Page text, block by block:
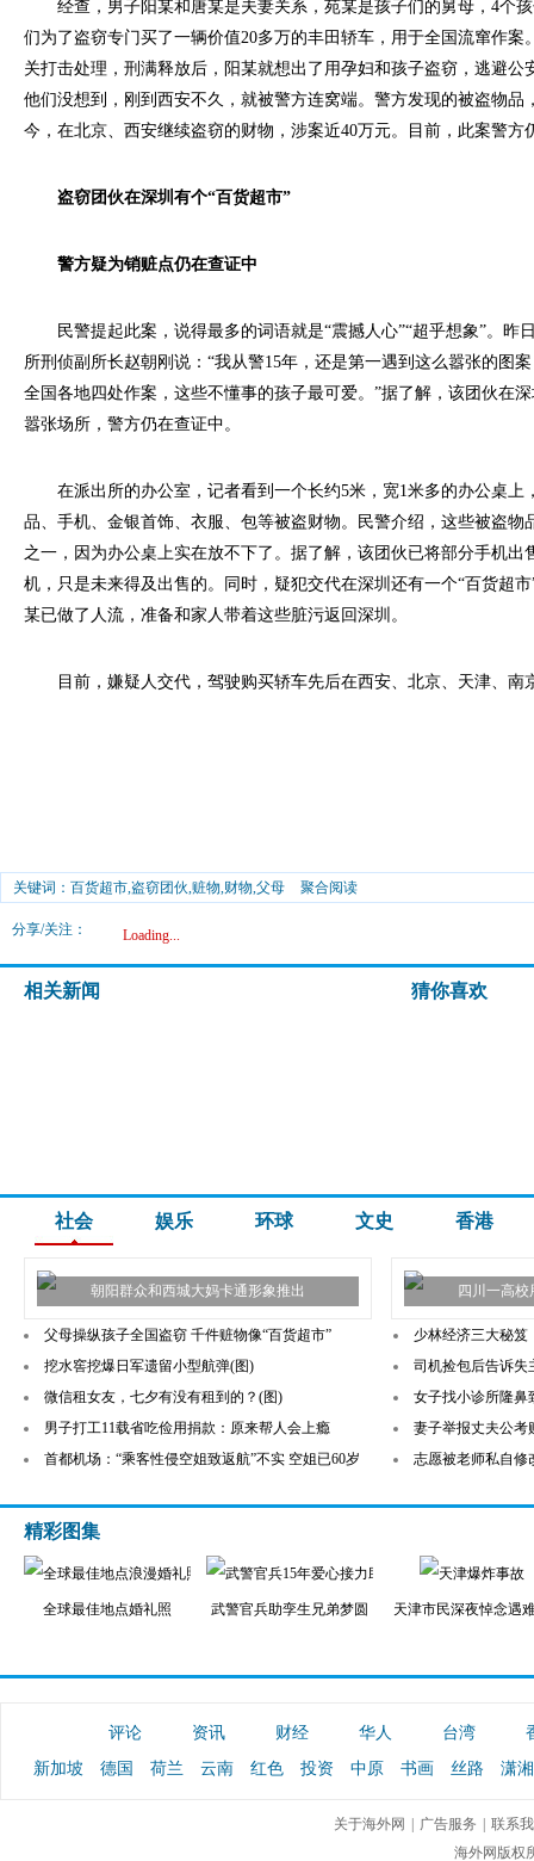
经查，男子阳某和唐某是夫妻关系，苑某是孩子们的舅母，4个孩
们为了盗窃专门买了一辆价值20多万的丰田轿车，用于全国流窜作案
关打击处理，刑满释放后，阳某就想出了用孕妇和孩子盗窃，逃避公
他们没想到，刚到西安不久，就被警方连窝端。警方发现的被盗物品
今，在北京、西安继续盗窃的财物，涉案近40万元。目前，此案警方
盗窃团伙在深圳有个“百货超市”
警方疑为销赃点仍在查证中
民警提起此案，说得最多的词语就是“震撼人心”“超乎想象”。昨
所刑侦副所长赵朝刚说：“我从警15年，还是第一遇到这么嚣张的图
全国各地四处作案，这些不懂事的孩子最可爱。”据了解，该团伙在
嚣张场所，警方仍在查证中。
在派出所的办公室，记者看到一个长约5米，宽1米多的办公桌上
品、手机、金银首饰、衣服、包等被盗财物。民警介绍，这些被盗物
之一，因为办公桌上实在放不下了。据了解，该团伙已将部分手机出
机，只是未来得及出售的。同时，疑犯交代在深圳还有一个“百货超
某已做了人流，准备和家人带着这些脏污返回深圳。
目前，嫌疑人交代，驾驶购买轿车先后在西安、北京、天津、南
关键词：百货超市,盗窃团伙,赃物,财物,父母 聚合阅读
分享/关注： Loading...
相关新闻 猜你喜欢
社会 娱乐 环球 文史 香港
朝阳群众和西城大妈卡通形象推出 四川一高
父母操纵孩子全国盗窃 千件赃物像“百货超市”
挖水窖挖爆日军遗留小型航弹(图)
微信租女友，七夕有没有租到的？(图)
男子打工11载省吃俭用捐款：原来帮人会上瘾
首都机场：“乘客性侵空姐致返航”不实 空姐已60岁
少林经济三大秘笈
司机捡包后告诉失
女子找小诊所隆鼻
妻子举报丈夫公考
志愿被老师私自修
精彩图集
全球最佳地点婚礼照 武警官兵助孪生兄弟梦圆 天津市民深夜悼念遇
评论 资讯 财经 华人 台湾
新加坡
德国 荷兰 云南 红色 投资 中原 书画 丝路 潇湘
关于海外网 广告服务
联系
海外网版权